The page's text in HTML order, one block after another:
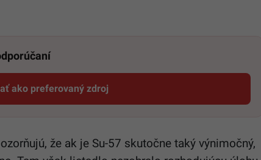
ako preferovaný zdroj
Startitup, odkaz sa otvorí v novom okne
že ak je Su-57 skutočne taký výnimočný,